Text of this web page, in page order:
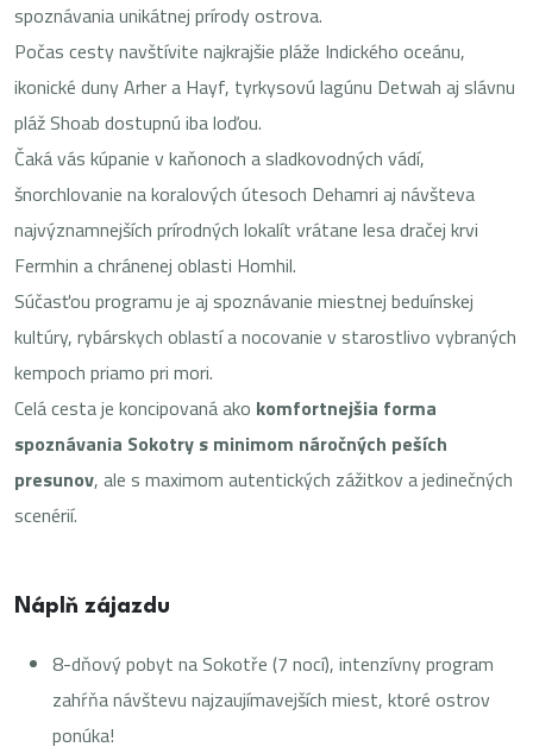
spoznávania unikátnej prírody ostrova.
Počas cesty navštívite najkrajšie pláže Indického oceánu,
ikonické duny Arher a Hayf, tyrkysovú lagúnu Detwah aj slávnu
pláž Shoab dostupnú iba loďou.
Čaká vás kúpanie v kaňonoch a sladkovodných vádí,
šnorchlovanie na koralových útesoch Dehamri aj návšteva
najvýznamnejších prírodných lokalít vrátane lesa dračej krvi
Fermhin a chránenej oblasti Homhil.
Súčasťou programu je aj spoznávanie miestnej beduínskej
kultúry, rybárskych oblastí a nocovanie v starostlivo vybraných
kempoch priamo pri mori.
Celá cesta je koncipovaná ako komfortnejšia forma
spoznávania Sokotry s minimom náročných peších
presunov, ale s maximom autentických zážitkov a jedinečných
scenérií.
Náplň zájazdu
8-dňový pobyt na Sokotře (7 nocí), intenzívny program
zahŕňa návštevu najzaujímavejších miest, ktoré ostrov
ponúka!